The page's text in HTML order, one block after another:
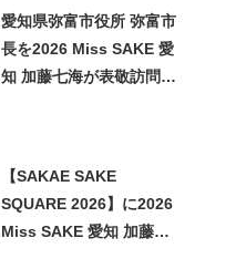
愛知県弥富市役所 弥富市
長を2026 Miss SAKE 愛
知 加藤七海が表敬訪問い
【SAKAE SAKE
SQUARE 2026】に2026
Miss SAKE 愛知 加藤七